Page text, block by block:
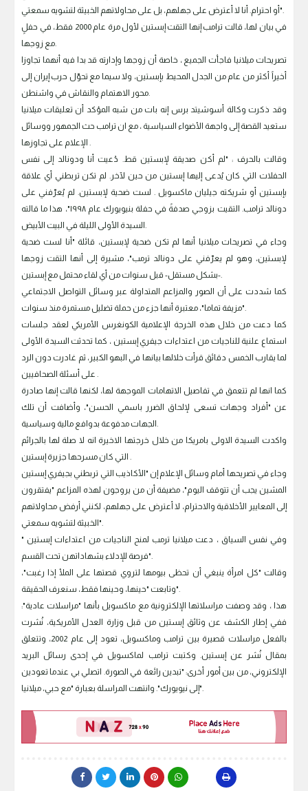
أو احترام. أنا لا أعترض على جهلهم، بل على محاولاتهم الخبيثة لتشويه سمعتي".
في بيان لها، قالت ترامب إنها التقت إبستين لأول مرة عام 2000 فقط، في حفلٍ
مع زوجها.
تصريحات ميلانيا فاجأت الجميع ، خاصة أن زوجها وإدارته قد بدا فيه أنهما تجاوزا
أخيراً أكثر من عام من الجدل المحيط بإبستين، ولا سيما مع تحوّل حرب إيران إلى
محور الاهتمام والنقاش في واشنطن.
وقد ذكرت وكالة أسوشيتد برس إنه بات من شبه المؤكد أن تعليقات ميلانيا
ستعيد القصة إلى واجهة الأضواء السياسية ، مع ان ترامب حث الجمهور ووسائل
الإعلام على تجاوزها .
وقالت بالحرف : "لم أكن صديقة لإبستين قط. دُعيت أنا ودونالد إلى نفس
الحفلات التي كان يُدعى إليها إبستين من حين لآخر. لم تكن تربطني أي علاقة
بإبستين أو شريكته جيليان ماكسويل . لست ضحية لإبستين. لم يُعرّفني على
دونالد ترامب. التقيت بزوجي صدفةً في حفلة بنيويورك عام ١٩٩٨"، هذا ما قالته
السيدة الأولى الليلة في البيت الأبيض.
وجاء في تصريحات ميلانيا أنها لم تكن ضحية لإبستين، قائلة "أنا لست ضحية
لإبستين، وهو لم يعرّفني على دونالد ترمب"، مشيرة إلى أنها التقت زوجها
-بشكل مستقل- قبل سنوات من أي لقاء محتمل مع إبستين.
كما شددت على أن الصور والمزاعم المتداولة عبر وسائل التواصل الاجتماعي
"مزيفة تماما"، معتبرة أنها جزء من حملة تضليل مستمرة منذ سنوات.
كما دعت من خلال هذه الخرجة الإعلامية الكونغرس الأمريكي لعقد جلسات
استماع علنية للناجيات من اعتداءات جيفري إبستين ، كما تحدثت السيدة الأولى
لما يقارب الخمس دقائق قرأت خلالها بيانها في البهو الكبير، ثم غادرت دون الرد
على أسئلة الصحافيين .
كما انها لم تتعمق في تفاصيل الاتهامات الموجهة لها، لكنها قالت إنها صادرة
عن "أفراد وجهات تسعى لإلحاق الضرر باسمي الحسن"، وأضافت أن تلك
الجهات مدفوعة بدوافع مالية وسياسية.
واكدت السيدة الاولى بامريكا من خلال خرجتها الاخيرة انه لا صلة لها بالجرائم
التي كان مسرحها جزيرة إبستين .
وجاء في تصريحها أمام وسائل الإعلام إن "الأكاذيب التي تربطني بجيفري إبستين
المشين يجب أن تتوقف اليوم"، مضيفة أن من يروجون لهذه المزاعم "يفتقرون
إلى المعايير الأخلاقية والاحترام، لا أعترض على جهلهم، لكنني أرفض محاولاتهم
الخبيثة لتشويه سمعتي".
وفي نفس السياق ، دعت ميلانيا ترمب لمنح الناجيات من اعتداءات إبستين "
فرصة للإدلاء بشهاداتهن تحت القسم".
وقالت "كل امرأة ينبغي أن تحظى بيومها لتروي قصتها على الملأ إذا رغبت"،
وتابعت "حينها، وحينها فقط، سنعرف الحقيقة".
هذا ، وقد وصفت مراسلاتها الإلكترونية مع ماكسويل بأنها "مراسلات عادية":
ففي إطار الكشف عن وثائق إبستين من قبل وزارة العدل الأمريكية، نُشرت
بالفعل مراسلات قصيرة بين ترامب وماكسويل، تعود إلى عام 2002، وتتعلق
بمقال نُشر عن إبستين. وكتبت ترامب لماكسويل في إحدى رسائل البريد
الإلكتروني، من بين أمور أخرى: "تبدين رائعة في الصورة. اتصلي بي عندما تعودين
إلى نيويورك". وانتهت المراسلة بعبارة "مع حبي، ميلانيا".